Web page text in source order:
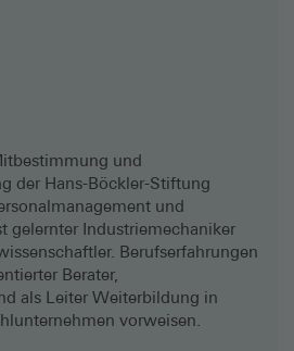
und
der Hans-Böckler-Stiftung
und
gelernter Industrie­mechaniker
Berufserfahrungen
Berater,
als Leiter Weiterbildung in
vorweisen.